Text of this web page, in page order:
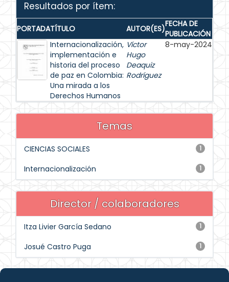
Resultados por ítem:
PORTADATÍTULO AUTOR(ES)FECHA DE
PUBLICACIÓN
Internacionalización,
implementación e
historia del proceso
de paz en Colombia:
Una mirada a los
Derechos Humanos
Víctor
Hugo
Deaquiz
Rodríguez
8-may-2024
Temas
1
CIENCIAS SOCIALES
1
Internacionalización
Director / colaboradores
1
Itza Livier García Sedano
1
Josué Castro Puga